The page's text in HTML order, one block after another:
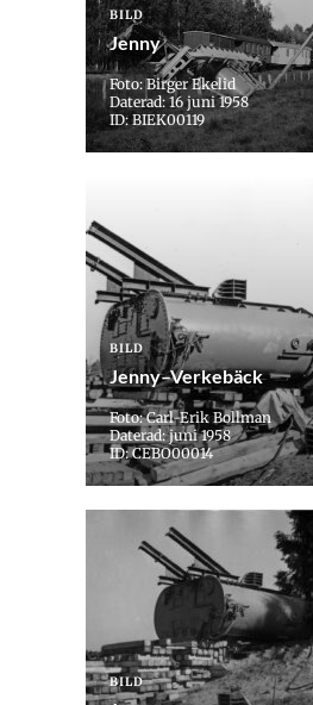
BILD
Jenny
Foto: Birger Ekelid
Daterad: 16 juni 1958
ID: BIEK00119
BILD
Jenny–Verkebäck
Foto: Carl-Erik Bollman
Daterad: juni 1958
ID: CEBO00014
BILD